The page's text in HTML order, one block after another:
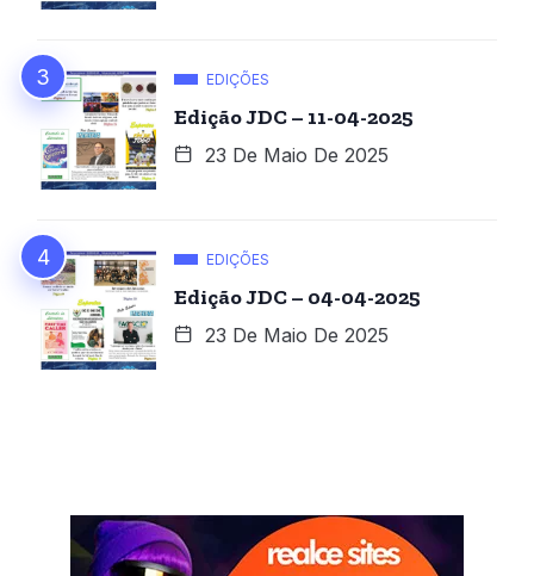
EDIÇÕES
Edição JDC – 11-04-2025
23 De Maio De 2025
EDIÇÕES
Edição JDC – 04-04-2025
23 De Maio De 2025